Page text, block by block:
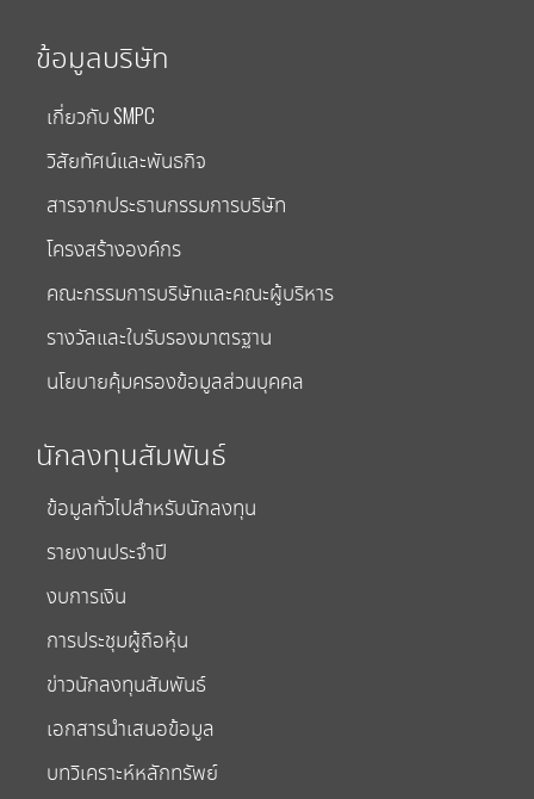
ข้อมูลบริษัท
เกี่ยวกับ SMPC
วิสัยทัศน์และพันธกิจ
สารจากประธานกรรมการบริษัท
โครงสร้างองค์กร
คณะกรรมการบริษัทและคณะผู้บริหาร
รางวัลและใบรับรองมาตรฐาน
นโยบายคุ้มครองข้อมูลส่วนบุคคล
นักลงทุนสัมพันธ์
ข้อมูลทั่วไปสำหรับนักลงทุน
รายงานประจำปี
งบการเงิน
การประชุมผู้ถือหุ้น
ข่าวนักลงทุนสัมพันธ์
เอกสารนำเสนอข้อมูล
บทวิเคราะห์หลักทรัพย์